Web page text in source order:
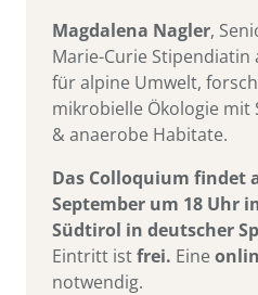
Magdalena Nagler,
Marie-Curie
für alpine Umwelt,
mikrobielle Ökologie mit
& anaerobe Habitate.
Das Colloquium findet
September um 18 Uhr
Südtirol in deutscher
Eintritt istfrei. Eine
notwendig.